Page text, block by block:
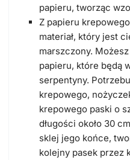
papieru, tworząc
Z papieru
materiał, który jest
marszczony.
papieru, które będą
serpentyny.
krepowego,
krepowego paski o
długości około 30
sklej jego końce,
kolejny pasek przez